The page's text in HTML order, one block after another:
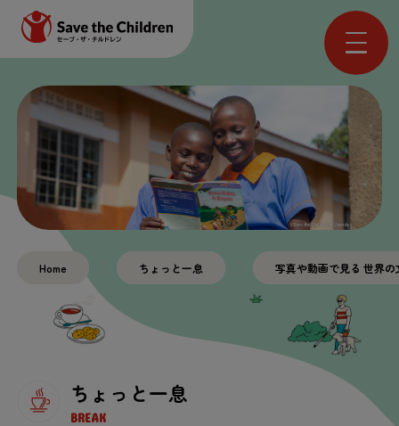
ちょっと一息
BREAK
Home ちょっと一息 写真や動画で見る 世界の